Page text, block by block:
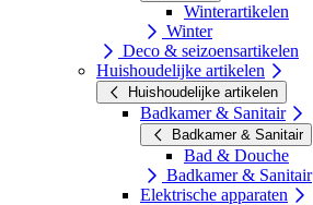
Winterartikelen
Winter
Deco & seizoensartikelen
Huishoudelijke artikelen
Huishoudelijke artikelen
Badkamer & Sanitair
Badkamer & Sanitair
Bad & Douche
Badkamer & Sanitair
Elektrische apparaten